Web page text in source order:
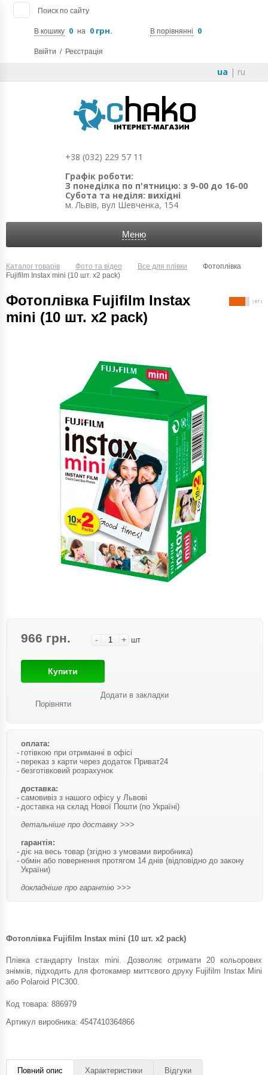
Поиск по сайту
В кошику 0 на 0 грн. В порівнянні 0
Ввійти / Реєстрація
ua | ru
+38 (032) 229 57 11
Графік роботи:
З понеділка по п'ятницю: з 9-00 до 16-00
Субота та неділя: вихідні
м. Львів, вул Шевченка, 154
Меню
Каталог товарів Фото та відео Все для плівки
Фотоплівка
Fujifilm Instax mini (10 шт. х2 pack)
Фотоплівка Fujifilm Instax
mini (10 шт. х2 pack)
( 87 )
966 грн. - + шт
Купити
Порівняти
Додати в закладки
оплата:
готівкою при отриманні в офісі
переказ з карти через додаток Приват24
безготівковий розрахунок
доставка:
самовивіз з нашого офісу у Львові
доставка на склад Нової Пошти (по Україні)
детальніше про доставку >>>
гарантія:
діє на весь товар (згідно з умовами виробника)
обмін або повернення протягом 14 днів (відповідно до закону
України)
докладніше про гарантію >>>
Фотоплівка Fujifilm Instax mini (10 шт. х2 pack)
Плівка стандарту Instax mini. Дозволяє отримати 20 кольорових
знімків, підходить для фотокамер миттєвого друку Fujifilm Instax Mini
або Polaroid PIC300.
Код товара: 886979
Артикул виробника: 4547410364866
Повний опис Характеристики Відгуки